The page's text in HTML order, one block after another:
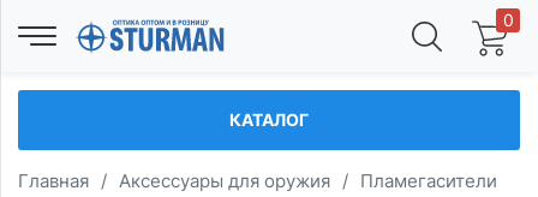
0
КАТАЛОГ
Главная / Аксессуары для оружия / Пламегасители